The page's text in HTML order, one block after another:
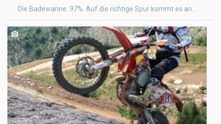
Die Badewanne. 97%. Auf die richtige Spur kommt es an...